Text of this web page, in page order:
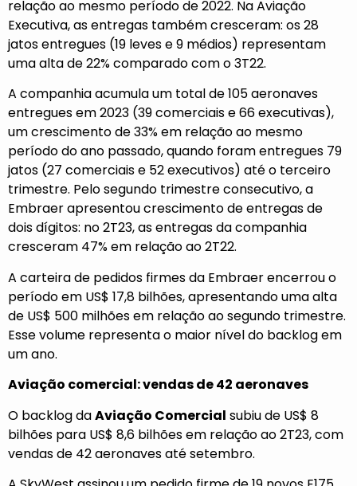
relação ao mesmo período de 2022. Na Aviação
Executiva, as entregas também cresceram: os 28
jatos entregues (19 leves e 9 médios) representam
uma alta de 22% comparado com o 3T22.
A companhia acumula um total de 105 aeronaves
entregues em 2023 (39 comerciais e 66 executivas),
um crescimento de 33% em relação ao mesmo
período do ano passado, quando foram entregues 79
jatos (27 comerciais e 52 executivos) até o terceiro
trimestre. Pelo segundo trimestre consecutivo, a
Embraer apresentou crescimento de entregas de
dois dígitos: no 2T23, as entregas da companhia
cresceram 47% em relação ao 2T22.
A carteira de pedidos firmes da Embraer encerrou o
período em US$ 17,8 bilhões, apresentando uma alta
de US$ 500 milhões em relação ao segundo trimestre.
Esse volume representa o maior nível do backlog em
um ano.
Aviação comercial: vendas de 42 aeronaves
O backlog daAviação Comercial subiu de US$ 8
bilhões para US$ 8,6 bilhões em relação ao 2T23, com
vendas de 42 aeronaves até setembro.